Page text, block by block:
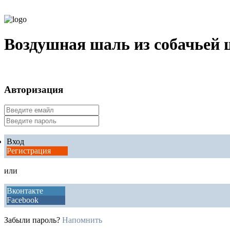
Воздушная шаль из собачьей
Авторизация
Вход
Регистрация
или
Вконтакте
Facebook
Забыли пароль? Напомнить